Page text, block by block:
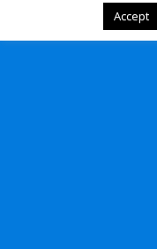
Accept